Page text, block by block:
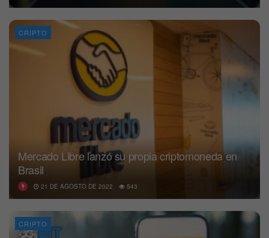
CRIPTO
Mercado Libre lanzó su propia criptomoneda en
Brasil
21 DE AGOSTO DE 2022 543
CRIPTO